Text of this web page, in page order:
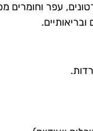
עפר וחומרים